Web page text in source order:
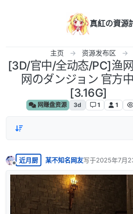
真紅の資源
主页 资源发布区
[3D/官中/全动态/PC]渔
网のダンジョン 官方
[3.16G]
网赚盘资源 3d 1 1
离线
近月厨 某不知名网友写于2025年7月
最后由 编辑